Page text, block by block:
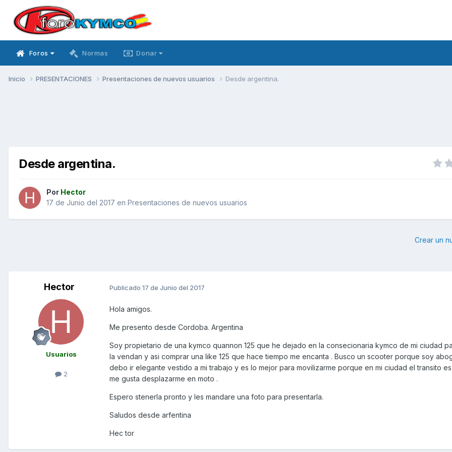
Foros Normas Donar
Inicio PRESENTACIONES Presentaciones de nuevos usuarios Desde argentina.
Desde argentina.
Por Hector
17 de Junio del 2017 en Presentaciones de nuevos usuarios
Crear un
Hector
Usuarios
2
Publicado 17 de Junio del 2017
Hola amigos.
Me presento desde Cordoba. Argentina
Soy propietario de una kymco quannon 125 que he dejado en la consecionaria kymco de mi ciudad
la vendan y asi comprar una like 125 que hace tiempo me encanta . Busco un scooter porque soy
debo ir elegante vestido a mi trabajo y es lo mejor para movilizarme porque en mi ciudad el transito
me gusta desplazarme en moto .
Espero stenerla pronto y les mandare una foto para presentarla.
Saludos desde arfentina
Hec tor